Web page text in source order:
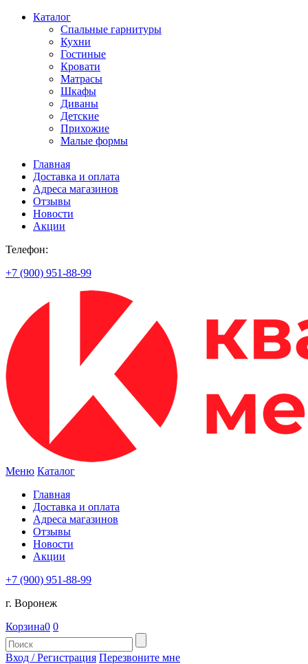
Каталог
Спальные гарнитуры
Кухни
Гостиные
Кровати
Матрасы
Шкафы
Диваны
Детские
Прихожие
Малые формы
Главная
Доставка и оплата
Адреса магазинов
Отзывы
Новости
Акции
Телефон:
+7 (900) 951-88-99
Меню Каталог
Главная
Доставка и оплата
Адреса магазинов
Отзывы
Новости
Акции
+7 (900) 951-88-99
г. Воронеж
Корзина0 0
Вход / Регистрация Перезвоните мне